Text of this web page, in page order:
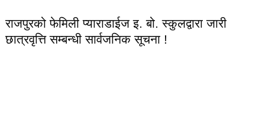
राजपुरको फेमिली प्याराडाईज इ. बो. स्कुलद्वारा जारी
छात्रवृत्ति सम्बन्धी सार्वजनिक सूचना !